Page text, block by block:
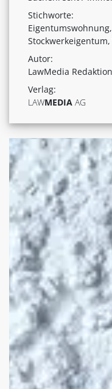
Stichworte:
Autor:
LawMedia Redaktion
Verlag:
LAWMEDIA AG